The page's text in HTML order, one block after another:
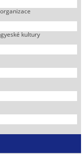
kultury